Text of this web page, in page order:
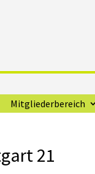
Mitgliederbereich
21